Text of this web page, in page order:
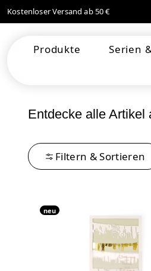
Zur
Kostenloser Versand ab 50 €
Produkte Serien
Entdecke alle Artikel
Filtern & Sortieren
neu